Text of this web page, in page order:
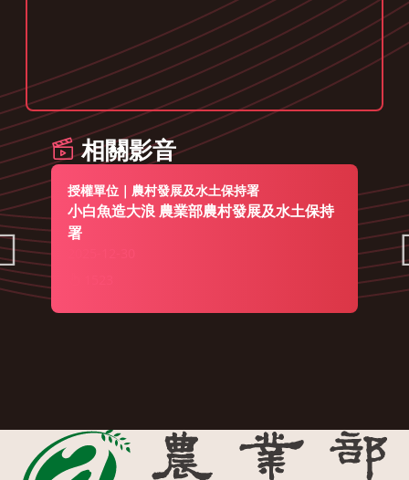
相關影音
授權單位｜農村發展及水土保持署
小白魚造大浪 農業部農村發展及水土保持
署